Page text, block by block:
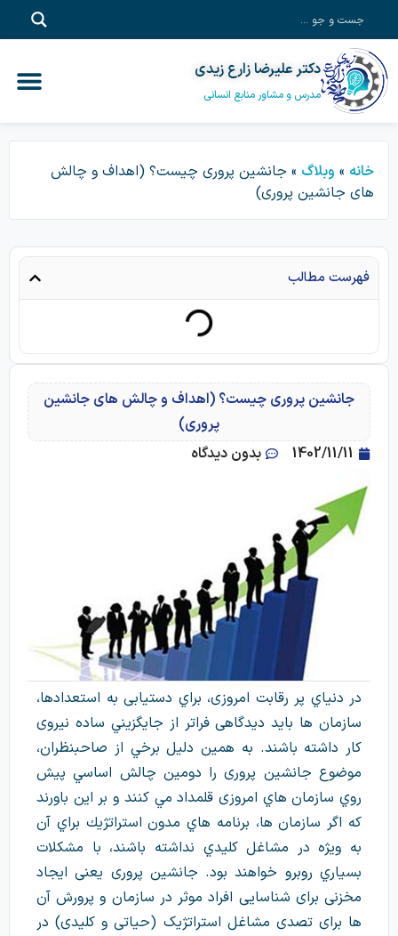
دکتر علیرضا زارع زیدی
مدرس و مشاور منابع انسانی
خانه » وبلاگ » جانشین پروری چیست؟ (اهداف و چالش
های جانشین پروری)
فهرست مطالب
جانشین پروری چیست؟ (اهداف و چالش های جانشین
پروری)
1402/11/11
بدون دیدگاه
در دنياي پر رقابت امروزی، براي دستيابی به استعدادها،
سازمان ها بايد ديدگاهی فراتر از جايگزيني ساده نيروی
كار داشته باشند. به همين دليل برخي از صاحبنظران،
موضوع جانشين پروری را دومين چالش اساسي پيش
روي سازمان هاي امروزی قلمداد مي كنند و بر اين باورند
كه اگر سازمان ها، برنامه هاي مدون استراتژيك براي آن
به ويژه در مشاغل كليدي نداشته باشند، با مشكلات
بسياري روبرو خواهند بود. جانشین پروری یعنی ایجاد
مخزنی برای شناسایی افراد موثر در سازمان و پرورش آن
ها برای تصدی مشاغل استراتژیک (حیاتی و کلیدی) در